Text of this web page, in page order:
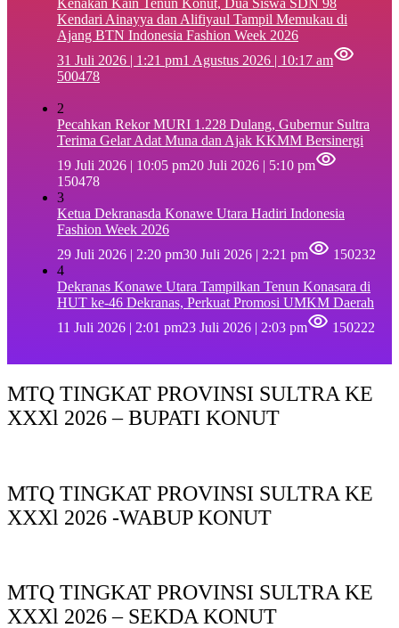
Kendari Ainayya dan Alifiyaul Tampil Memukau di
Ajang BTN Indonesia Fashion Week 2026
31 Juli 2026 | 1:21 pm1 Agustus 2026 | 10:17 am
500478
2
Pecahkan Rekor MURI 1.228 Dulang, Gubernur Sultra
Terima Gelar Adat Muna dan Ajak KKMM Bersinergi
19 Juli 2026 | 10:05 pm20 Juli 2026 | 5:10 pm
150478
3
Ketua Dekranasda Konawe Utara Hadiri Indonesia
Fashion Week 2026
29 Juli 2026 | 2:20 pm30 Juli 2026 | 2:21 pm
150232
4
Dekranas Konawe Utara Tampilkan Tenun Konasara di
HUT ke-46 Dekranas, Perkuat Promosi UMKM Daerah
11 Juli 2026 | 2:01 pm23 Juli 2026 | 2:03 pm 150222
MTQ TINGKAT PROVINSI SULTRA KE
XXXl 2026 – BUPATI KONUT
MTQ TINGKAT PROVINSI SULTRA KE
XXXl 2026 -WABUP KONUT
MTQ TINGKAT PROVINSI SULTRA KE
XXXl 2026 – SEKDA KONUT